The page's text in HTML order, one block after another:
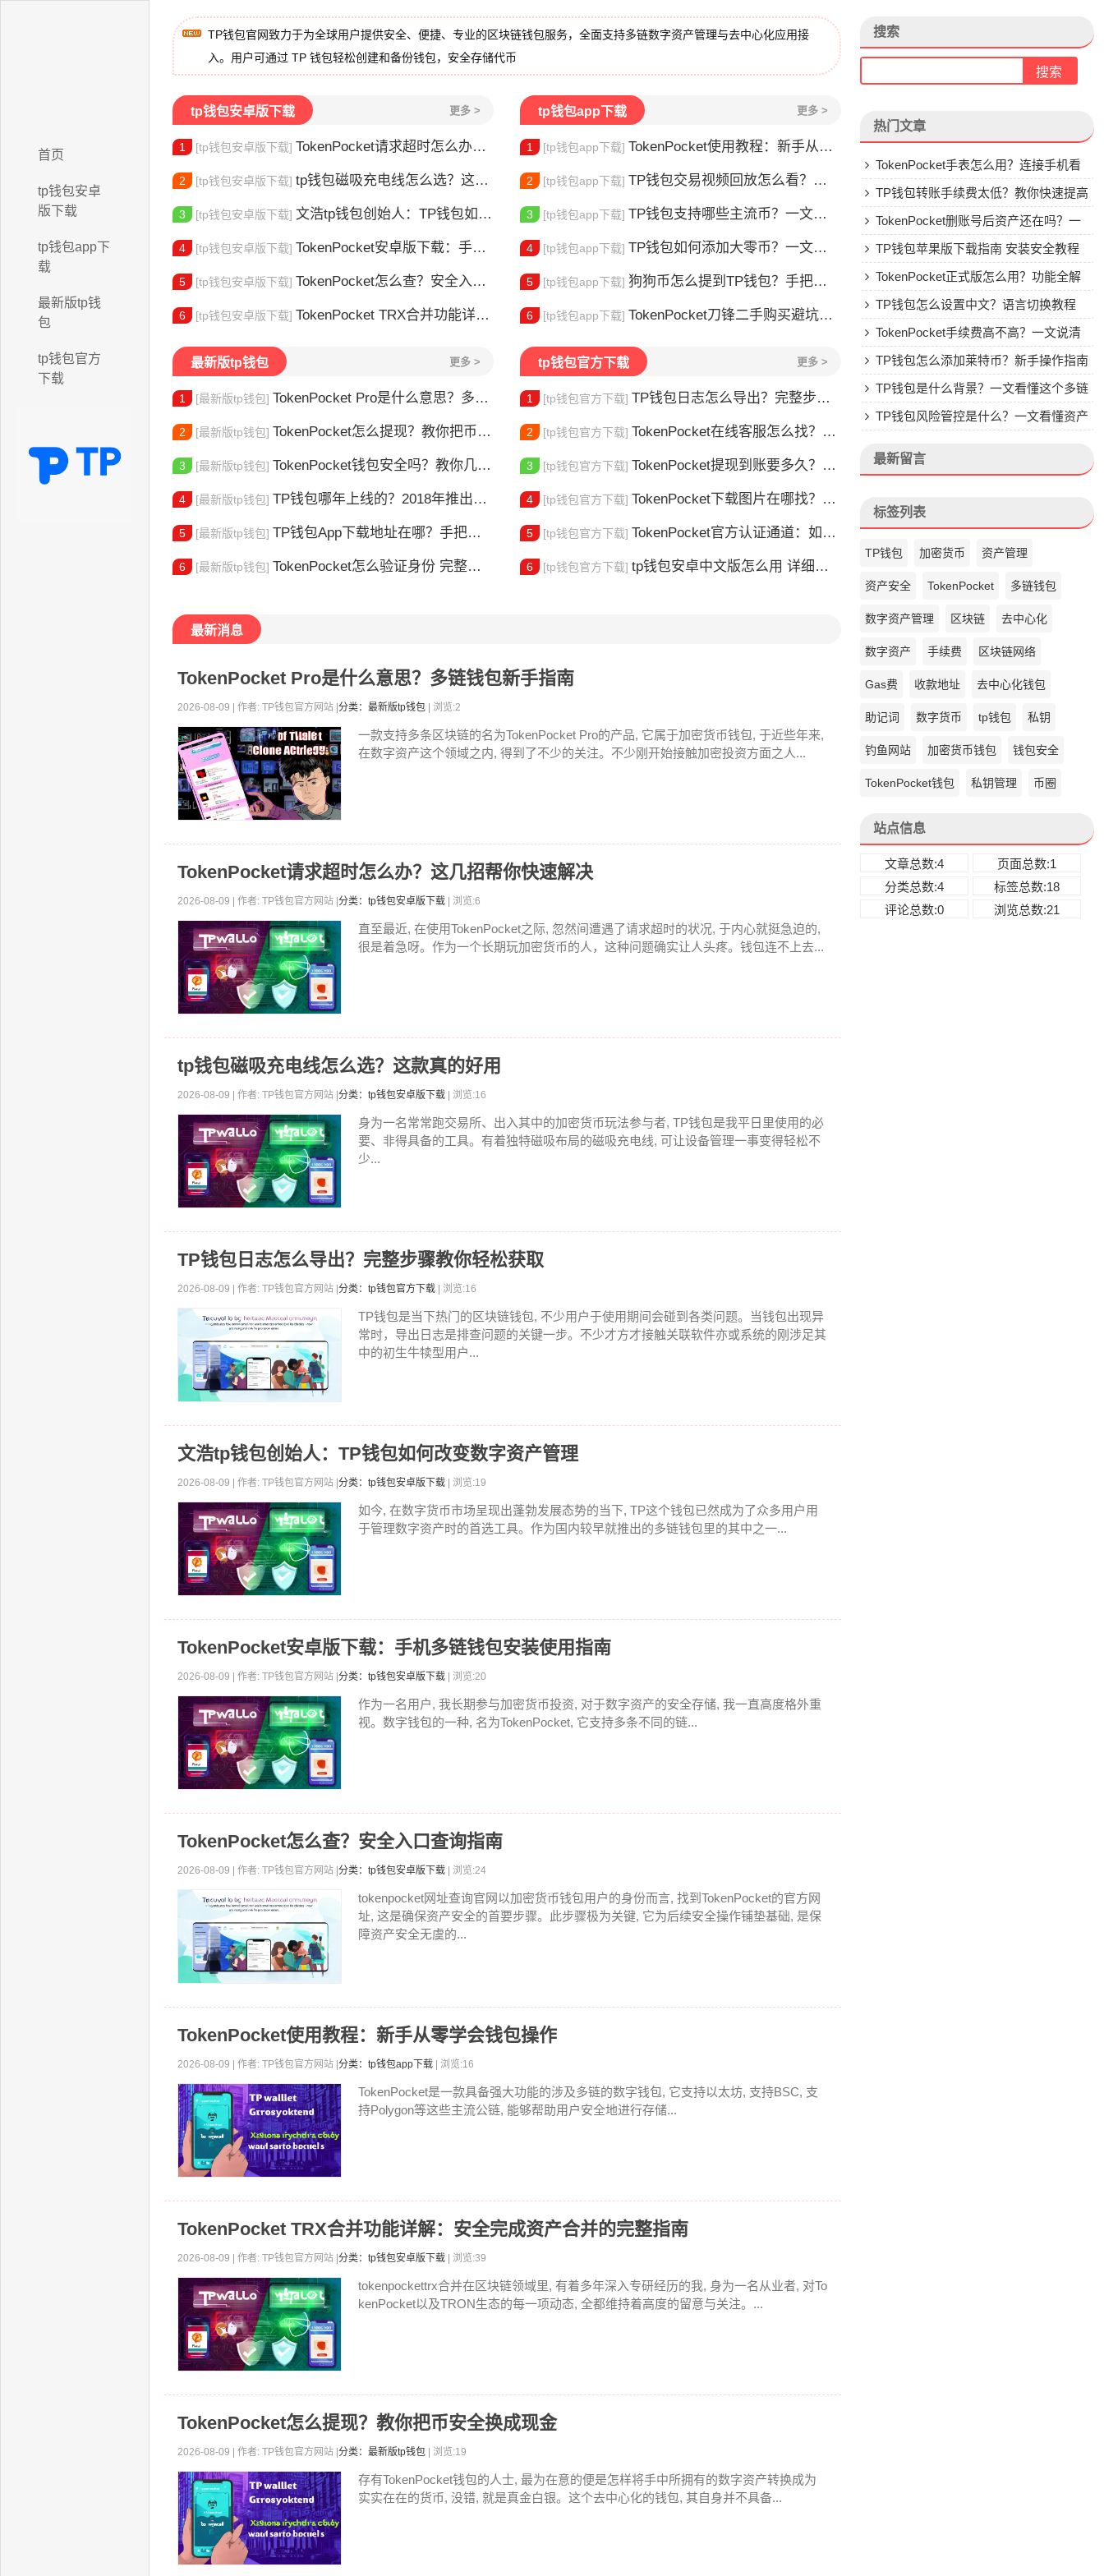
首页
tp钱包安卓
版下载
tp钱包app下
载
最新版tp钱
包
tp钱包官方
下载
TP钱包官网致力于为全球用户提供安全、便捷、专业的区块链钱包服务，全面支持多链数字资产管理与去中心化应用接
入。用户可通过 TP 钱包轻松创建和备份钱包，安全存储代币
tp钱包安卓版下载 更多 >
1 [tp钱包安卓版下载] TokenPocket请求超时怎么办？这几招帮你快速解决
2 [tp钱包安卓版下载] tp钱包磁吸充电线怎么选？这款真的好用
3 [tp钱包安卓版下载] 文浩tp钱包创始人：TP钱包如何改变数字资产管理
4 [tp钱包安卓版下载] TokenPocket安卓版下载：手机多链钱包安装使用指南
5 [tp钱包安卓版下载] TokenPocket怎么查？安全入口查询指南
6 [tp钱包安卓版下载] TokenPocket TRX合并功能详解：安全完成资产合并的完整指南
tp钱包app下载 更多 >
1 [tp钱包app下载] TokenPocket使用教程：新手从零学会钱包操作
2 [tp钱包app下载] TP钱包交易视频回放怎么看？一文教你轻松找回
3 [tp钱包app下载] TP钱包支持哪些主流币？一文看懂
4 [tp钱包app下载] TP钱包如何添加大零币？一文教你轻松操作
5 [tp钱包app下载] 狗狗币怎么提到TP钱包？手把手教你安全转入
6 [tp钱包app下载] TokenPocket刀锋二手购买避坑指南
最新版tp钱包 更多 >
1 [最新版tp钱包] TokenPocket Pro是什么意思？多链钱包新手指南
2 [最新版tp钱包] TokenPocket怎么提现？教你把币安全换成现金
3 [最新版tp钱包] TokenPocket钱包安全吗？教你几招自查
4 [最新版tp钱包] TP钱包哪年上线的？2018年推出的多链钱包全解析
5 [最新版tp钱包] TP钱包App下载地址在哪？手把手教你安全下载
6 [最新版tp钱包] TokenPocket怎么验证身份 完整教程分享 手把手教你完成KYC认证流程
tp钱包官方下载 更多 >
1 [tp钱包官方下载] TP钱包日志怎么导出？完整步骤教你轻松获取
2 [tp钱包官方下载] TokenPocket在线客服怎么找？人工客服快速接入攻略
3 [tp钱包官方下载] TokenPocket提现到账要多久？别把钱包当银行，看完这篇就懂了
4 [tp钱包官方下载] TokenPocket下载图片在哪找？官方渠道最靠谱
5 [tp钱包官方下载] TokenPocket官方认证通道：如何找到真正的官方渠道
6 [tp钱包官方下载] tp钱包安卓中文版怎么用 详细安装教程
最新消息
TokenPocket Pro是什么意思？多链钱包新手指南
2026-08-09 | 作者: TP钱包官方网站 | 分类：最新版tp钱包 | 浏览:2
一款支持多条区块链的名为TokenPocket Pro的产品, 它属于加密货币钱包, 于近些年来,
在数字资产这个领域之内, 得到了不少的关注。不少刚开始接触加密投资方面之人...
TokenPocket请求超时怎么办？这几招帮你快速解决
2026-08-09 | 作者: TP钱包官方网站 | 分类：tp钱包安卓版下载 | 浏览:6
直至最近, 在使用TokenPocket之际, 忽然间遭遇了请求超时的状况, 于内心就挺急迫的,
很是着急呀。作为一个长期玩加密货币的人，这种问题确实让人头疼。钱包连不上去...
tp钱包磁吸充电线怎么选？这款真的好用
2026-08-09 | 作者: TP钱包官方网站 | 分类：tp钱包安卓版下载 | 浏览:16
身为一名常常跑交易所、出入其中的加密货币玩法参与者, TP钱包是我平日里使用的必
要、非得具备的工具。有着独特磁吸布局的磁吸充电线, 可让设备管理一事变得轻松不
少...
TP钱包日志怎么导出？完整步骤教你轻松获取
2026-08-09 | 作者: TP钱包官方网站 | 分类：tp钱包官方下载 | 浏览:16
TP钱包是当下热门的区块链钱包, 不少用户于使用期间会碰到各类问题。当钱包出现异
常时，导出日志是排查问题的关键一步。不少才方才接触关联软件亦或系统的刚涉足其
中的初生牛犊型用户...
文浩tp钱包创始人：TP钱包如何改变数字资产管理
2026-08-09 | 作者: TP钱包官方网站 | 分类：tp钱包安卓版下载 | 浏览:19
如今, 在数字货币市场呈现出蓬勃发展态势的当下, TP这个钱包已然成为了众多用户用
于管理数字资产时的首选工具。作为国内较早就推出的多链钱包里的其中之一...
TokenPocket安卓版下载：手机多链钱包安装使用指南
2026-08-09 | 作者: TP钱包官方网站 | 分类：tp钱包安卓版下载 | 浏览:20
作为一名用户, 我长期参与加密货币投资, 对于数字资产的安全存储, 我一直高度格外重
视。数字钱包的一种, 名为TokenPocket, 它支持多条不同的链...
TokenPocket怎么查？安全入口查询指南
2026-08-09 | 作者: TP钱包官方网站 | 分类：tp钱包安卓版下载 | 浏览:24
tokenpocket网址查询官网以加密货币钱包用户的身份而言, 找到TokenPocket的官方网
址, 这是确保资产安全的首要步骤。此步骤极为关键, 它为后续安全操作铺垫基础, 是保
障资产安全无虞的...
TokenPocket使用教程：新手从零学会钱包操作
2026-08-09 | 作者: TP钱包官方网站 | 分类：tp钱包app下载 | 浏览:16
TokenPocket是一款具备强大功能的涉及多链的数字钱包, 它支持以太坊, 支持BSC, 支
持Polygon等这些主流公链, 能够帮助用户安全地进行存储...
TokenPocket TRX合并功能详解：安全完成资产合并的完整指南
2026-08-09 | 作者: TP钱包官方网站 | 分类：tp钱包安卓版下载 | 浏览:39
tokenpockettrx合并在区块链领域里, 有着多年深入专研经历的我, 身为一名从业者, 对To
kenPocket以及TRON生态的每一项动态, 全都维持着高度的留意与关注。...
TokenPocket怎么提现？教你把币安全换成现金
2026-08-09 | 作者: TP钱包官方网站 | 分类：最新版tp钱包 | 浏览:19
存有TokenPocket钱包的人士, 最为在意的便是怎样将手中所拥有的数字资产转换成为
实实在在的货币, 没错, 就是真金白银。这个去中心化的钱包, 其自身并不具备...
搜索
热门文章
TokenPocket手表怎么用？连接手机看
行情教程
TP钱包转账手续费太低？教你快速提高
Gas费
TokenPocket删账号后资产还在吗？一
文讲清楚
TP钱包苹果版下载指南 安装安全教程
TokenPocket正式版怎么用？功能全解
析与安全使用指南
TP钱包怎么设置中文？语言切换教程
TokenPocket手续费高不高？一文说清
楚TP钱包怎么添加莱特币？新手操作指南
TP钱包是什么背景？一文看懂这个多链
钱包的来头
TP钱包风险管控是什么？一文看懂资产
最新留言
标签列表
TP钱包 加密货币 资产管理
资产安全 TokenPocket 多链钱包
数字资产管理 区块链 去中心化
数字资产 手续费 区块链网络
Gas费 收款地址 去中心化钱包
助记词 数字货币 tp钱包 私钥
钓鱼网站 加密货币钱包 钱包安全
TokenPocket钱包 私钥管理 币圈
站点信息
文章总数:4
页面总数:1
分类总数:4
标签总数:18
评论总数:0
浏览总数:21